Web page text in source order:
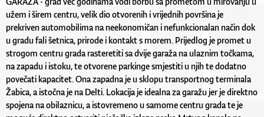
užem i širem centru, velik dio otvorenih i vrijednih površina je
prekriven automobilima na neekonomičan i nefunkcionalan način dok
u gradu fali šetnica, prirode i kontakt s morem. Prijedlog je promet u
strogom centru grada rasteretiti sa dvije garaža na ulaznim točkama,
na zapadu i istoku, te otvorene parkinge smjestiti u njih te dodatno
povečati kapacitet. Ona zapadna je u sklopu transportnog terminala
Žabica, a istočna je na Delti. Lokacija je idealna za garažu jer je direktno
spojena na obilaznicu, a istovremeno u samome centru grada te je